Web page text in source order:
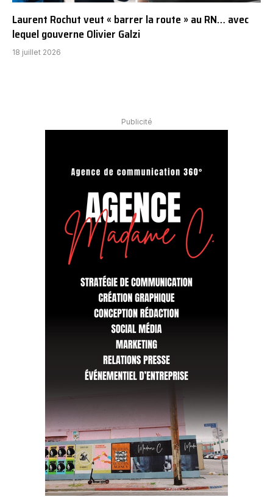
Laurent Rochut veut « barrer la route » au RN… avec
lequel gouverne Olivier Galzi
18 juillet 2026
Publicité